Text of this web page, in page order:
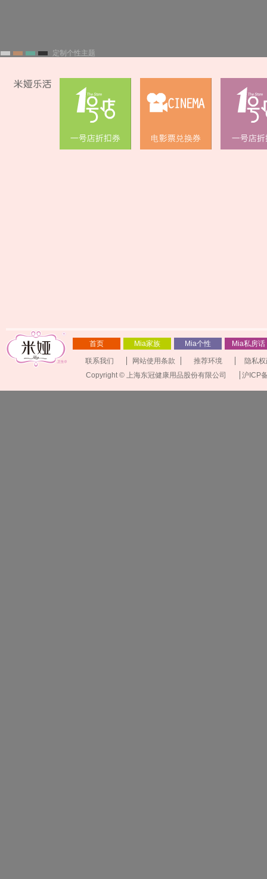
定制个性主题
首页 Mia家族 Mia个性 Mia私房话
联系我们 网站使用条款 推荐环境
隐私
Copyright © 上海东冠健康用品股份有限公司
沪ICP